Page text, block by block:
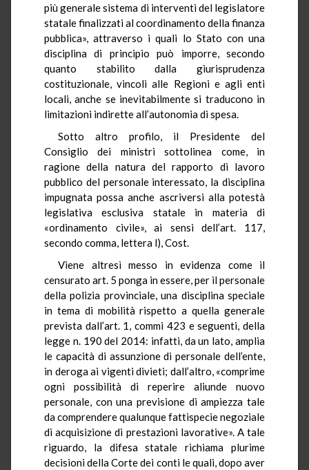
più generale sistema di interventi del legislatore
statale finalizzati al coordinamento della finanza
pubblica», attraverso i quali lo Stato con una
disciplina di principio può imporre, secondo
quanto stabilito dalla giurisprudenza
costituzionale, vincoli alle Regioni e agli enti
locali, anche se inevitabilmente si traducono in
limitazioni indirette all’autonomia di spesa.
Sotto altro profilo, il Presidente del
Consiglio dei ministri sottolinea come, in
ragione della natura del rapporto di lavoro
pubblico del personale interessato, la disciplina
impugnata possa anche ascriversi alla potestà
legislativa esclusiva statale in materia di
«ordinamento civile», ai sensi dell’art. 117,
secondo comma, lettera l), Cost.
Viene altresì messo in evidenza come il
censurato art. 5 ponga in essere, per il personale
della polizia provinciale, una disciplina speciale
in tema di mobilità rispetto a quella generale
prevista dall’art. 1, commi 423 e seguenti, della
legge n. 190 del 2014: infatti, da un lato, amplia
le capacità di assunzione di personale dell’ente,
in deroga ai vigenti divieti; dall’altro, «comprime
ogni possibilità di reperire aliunde nuovo
personale, con una previsione di ampiezza tale
da comprendere qualunque fattispecie negoziale
di acquisizione di prestazioni lavorative». A tale
riguardo, la difesa statale richiama plurime
decisioni della Corte dei conti le quali, dopo aver